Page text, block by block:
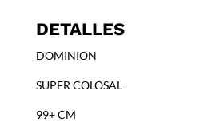
DETALLES
DOMINION
SUPER COLOSAL
99+ CM